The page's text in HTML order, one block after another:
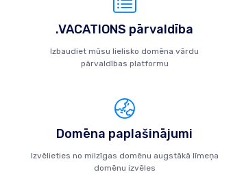
.VACATIONS pārvaldība
Izbaudiet mūsu lielisko domēna vārdu
pārvaldības platformu
Domēna paplašinājumi
Izvēlieties no milzīgas domēnu augstākā līmeņa
domēnu izvēles